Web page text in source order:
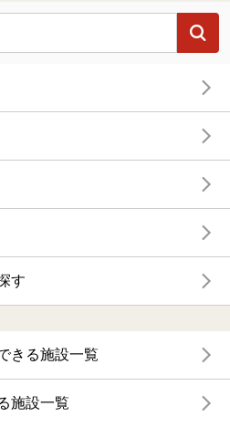
す
きる施設一覧
施設一覧